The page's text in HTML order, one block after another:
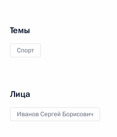
Темы
Спорт
Лица
Иванов Сергей Борисович